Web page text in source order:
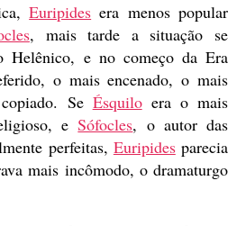
Euripides era menos popular
, mais tarde a situação se
Helênico, e no começo da Era
o mais encenado, o mais
Se Ésquiloera o mais
eSófocles, o autor das
perfeitas, Euripidesparecia
mais incômodo, o dramaturgo